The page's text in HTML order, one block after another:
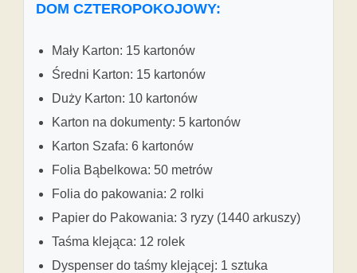
DOM CZTEROPOKOJOWY:
Mały Karton: 15 kartonów
Średni Karton: 15 kartonów
Duży Karton: 10 kartonów
Karton na dokumenty: 5 kartonów
Karton Szafa: 6 kartonów
Folia Bąbelkowa: 50 metrów
Folia do pakowania: 2 rolki
Papier do Pakowania: 3 ryzy (1440 arkuszy)
Taśma klejąca: 12 rolek
Dyspenser do taśmy klejącej: 1 sztuka